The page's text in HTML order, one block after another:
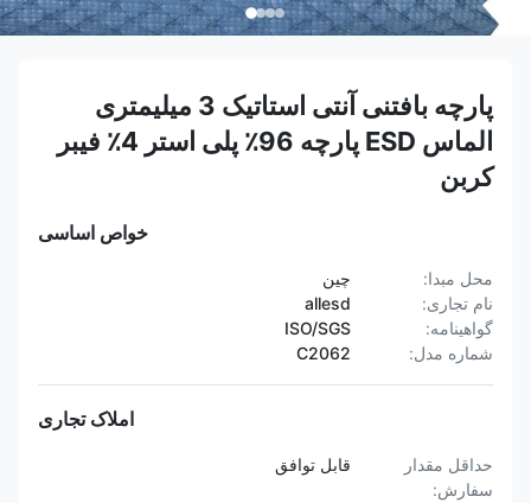
پارچه بافتنی آنتی استاتیک 3 میلیمتری
الماس ESD پارچه 96٪ پلی استر 4٪ فیبر
کربن
خواص اساسی
محل مبدا:
چین
نام تجاری:
allesd
گواهینامه:
ISO/SGS
شماره مدل:
C2062
املاک تجاری
حداقل مقدار
سفارش:
قابل توافق